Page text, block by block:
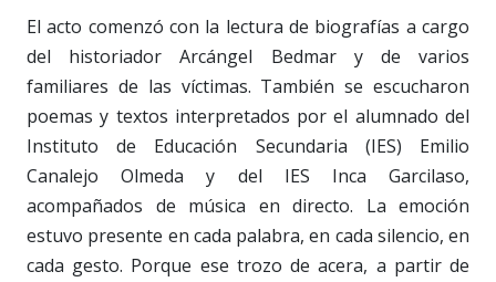
El acto comenzó con la lectura de biografías a cargo
del historiador Arcángel Bedmar y de varios
familiares de las víctimas. También se escucharon
poemas y textos interpretados por el alumnado del
Instituto de Educación Secundaria (IES) Emilio
Canalejo Olmeda y del IES Inca Garcilaso,
acompañados de música en directo. La emoción
estuvo presente en cada palabra, en cada silencio, en
cada gesto. Porque ese trozo de acera, a partir de